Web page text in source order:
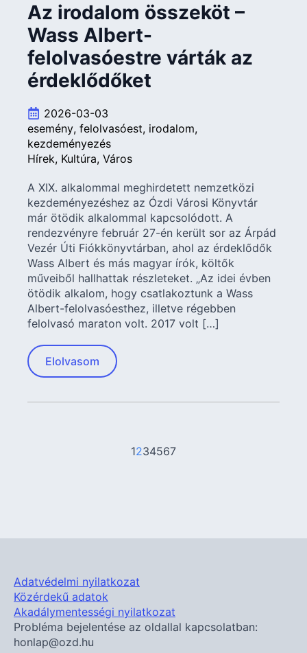
Az irodalom összeköt –
Wass Albert-
felolvasóestre várták az
érdeklődőket
2026-03-03
esemény felolvasóest irodalom
kezdeményezés
Hírek Kultúra Város
A XIX. alkalommal meghirdetett nemzetközi
kezdeményezéshez az Ózdi Városi Könyvtár
már ötödik alkalommal kapcsolódott. A
rendezvényre február 27-én került sor az Árpád
Vezér Úti Fiókkönyvtárban, ahol az érdeklődők
Wass Albert és más magyar írók, költők
műveiből hallhattak részleteket. „Az idei évben
ötödik alkalom, hogy csatlakoztunk a Wass
Albert-felolvasóesthez, illetve régebben
felolvasó maraton volt. 2017 volt […]
Elolvasom
1234567
Adatvédelmi nyilatkozat
Közérdekű adatok
Akadálymentességi nyilatkozat
Probléma bejelentése az oldallal kapcsolatban:
honlap@ozd.hu